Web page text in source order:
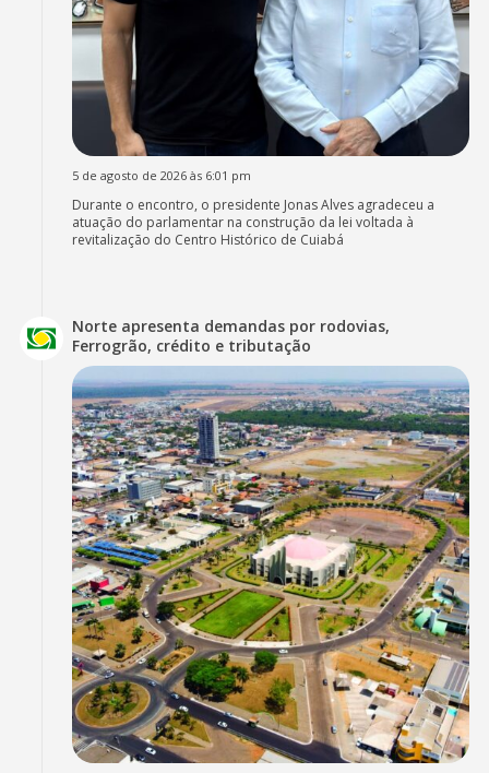
5 de agosto de 2026 às 6:01 pm
Durante o encontro, o presidente Jonas Alves agradeceu a
atuação do parlamentar na construção da lei voltada à
revitalização do Centro Histórico de Cuiabá
Norte apresenta demandas por rodovias,
Ferrogrão, crédito e tributação